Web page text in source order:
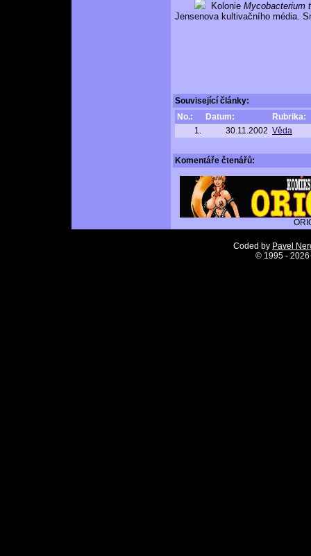
Kolonie Mycobacterium
Jensenova kultivačního média.
Související články:
No.:
Datum:
Rubrika:
1.
30.11.2002 Věda
Komentáře čtenářů:
Coded by Pavel
© 1995 -